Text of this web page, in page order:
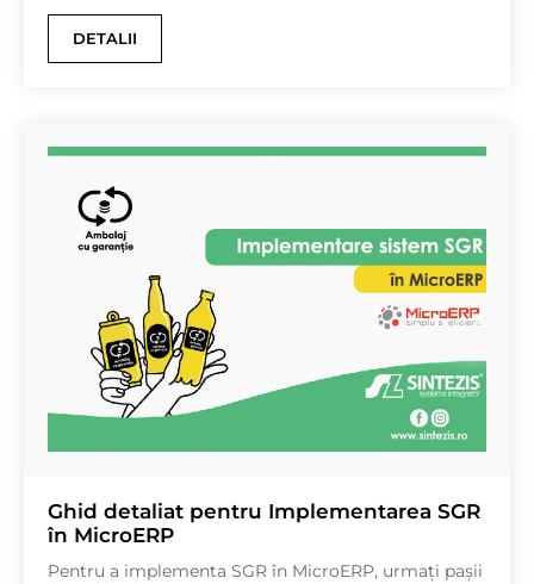
DETALII
Ghid detaliat pentru Implementarea SGR
în MicroERP
Pentru a implementa SGR în MicroERP, urmați pașii